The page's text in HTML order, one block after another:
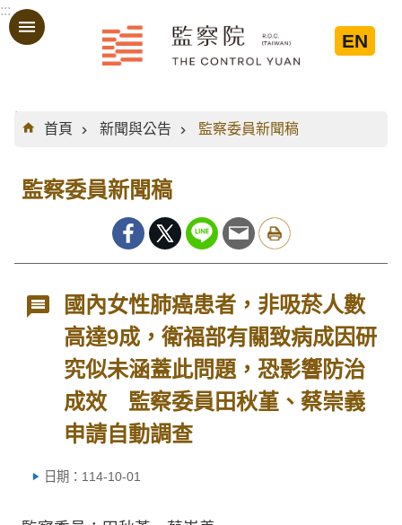
跳到主要內容區塊
:::
EN
:::
首頁
新聞與公告 監察委員新聞稿
監察委員新聞稿
國內女性肺癌患者，非吸菸人數
高達9成，衛福部有關致病成因研
究似未涵蓋此問題，恐影響防治
成效 監察委員田秋堇、蔡崇義
申請自動調查
日期：114-10-01